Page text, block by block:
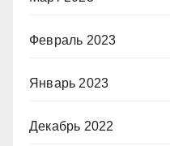
Февраль 2023
Январь 2023
Декабрь 2022